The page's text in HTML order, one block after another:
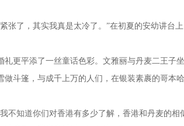
了，其实我真是太冷了。”在初夏的安幼讲台上
平添了一丝童话色彩。文雅丽与丹麦二王子
斗篷，与成千上万的人们，在银装素裹的哥本
知道你们对香港有多少了解，香港和丹麦的相